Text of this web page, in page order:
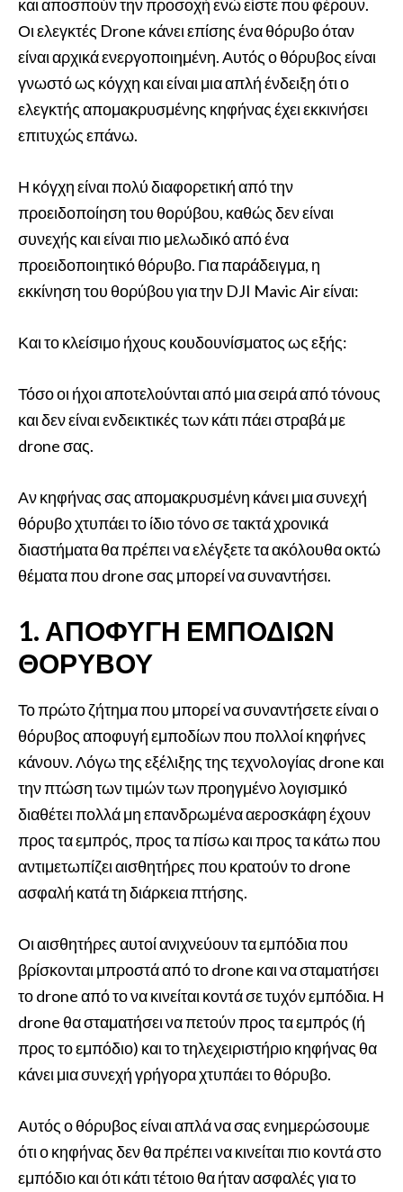
και αποσπούν την προσοχή ενώ είστε που φέρουν.
Οι ελεγκτές Drone κάνει επίσης ένα θόρυβο όταν
είναι αρχικά ενεργοποιημένη. Αυτός ο θόρυβος είναι
γνωστό ως κόγχη και είναι μια απλή ένδειξη ότι ο
ελεγκτής απομακρυσμένης κηφήνας έχει εκκινήσει
επιτυχώς επάνω.
Η κόγχη είναι πολύ διαφορετική από την
προειδοποίηση του θορύβου, καθώς δεν είναι
συνεχής και είναι πιο μελωδικό από ένα
προειδοποιητικό θόρυβο. Για παράδειγμα, η
εκκίνηση του θορύβου για την DJI Mavic Air είναι:
Και το κλείσιμο ήχους κουδουνίσματος ως εξής:
Τόσο οι ήχοι αποτελούνται από μια σειρά από τόνους
και δεν είναι ενδεικτικές των κάτι πάει στραβά με
drone σας.
Αν κηφήνας σας απομακρυσμένη κάνει μια συνεχή
θόρυβο χτυπάει το ίδιο τόνο σε τακτά χρονικά
διαστήματα θα πρέπει να ελέγξετε τα ακόλουθα οκτώ
θέματα που drone σας μπορεί να συναντήσει.
1. ΑΠΟΦΥΓΉ ΕΜΠΟΔΊΩΝ
ΘΟΡΎΒΟΥ
Το πρώτο ζήτημα που μπορεί να συναντήσετε είναι ο
θόρυβος αποφυγή εμποδίων που πολλοί κηφήνες
κάνουν. Λόγω της εξέλιξης της τεχνολογίας drone και
την πτώση των τιμών των προηγμένο λογισμικό
διαθέτει πολλά μη επανδρωμένα αεροσκάφη έχουν
προς τα εμπρός, προς τα πίσω και προς τα κάτω που
αντιμετωπίζει αισθητήρες που κρατούν το drone
ασφαλή κατά τη διάρκεια πτήσης.
Οι αισθητήρες αυτοί ανιχνεύουν τα εμπόδια που
βρίσκονται μπροστά από το drone και να σταματήσει
το drone από το να κινείται κοντά σε τυχόν εμπόδια. Η
drone θα σταματήσει να πετούν προς τα εμπρός (ή
προς το εμπόδιο) και το τηλεχειριστήριο κηφήνας θα
κάνει μια συνεχή γρήγορα χτυπάει το θόρυβο.
Αυτός ο θόρυβος είναι απλά να σας ενημερώσουμε
ότι ο κηφήνας δεν θα πρέπει να κινείται πιο κοντά στο
εμπόδιο και ότι κάτι τέτοιο θα ήταν ασφαλές για το